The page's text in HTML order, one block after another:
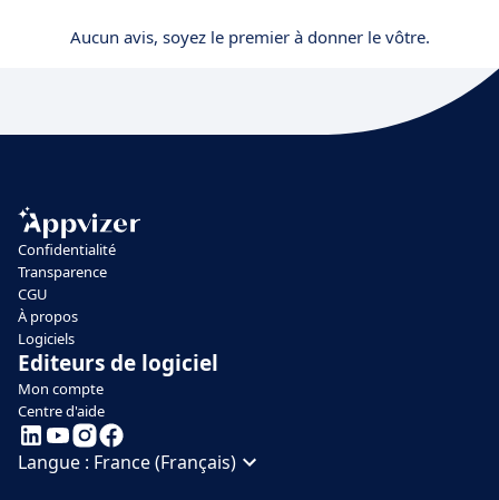
Aucun avis, soyez le premier à donner le vôtre.
Confidentialité
Transparence
CGU
À propos
Logiciels
Editeurs de logiciel
Mon compte
Centre d'aide
Langue : France (Français)